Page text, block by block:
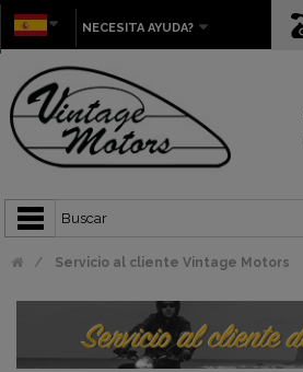
NECESITA AYUDA?
Servicio al cliente Vintage Motors